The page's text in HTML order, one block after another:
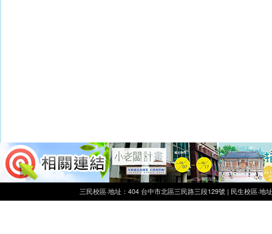
三民校區‧地址：404 台中市北區三民路三段129號 | 民生校區‧